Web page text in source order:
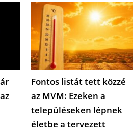
Fontos listát tett közzé
az MVM: Ezeken a
településeken lépnek
életbe a tervezett